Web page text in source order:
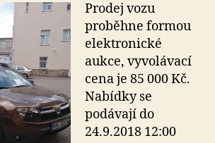
Prodej vozu
proběhne formou
elektronické
aukce, vyvolávací
cena je 85 000 Kč.
Nabídky se
podávají do
24.9.2018 12:00